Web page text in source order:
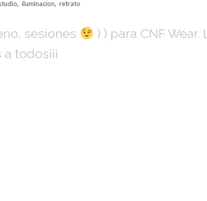
, iluminacion, retrato
sesiones
) ) para CNF Wear.
todos¡¡¡